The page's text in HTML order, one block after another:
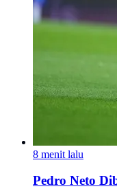
8 menit lalu
Pedro Neto